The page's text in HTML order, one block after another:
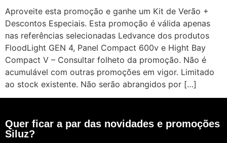
Aproveite esta promoção e ganhe um Kit de Verão +
Descontos Especiais. Esta promoção é válida apenas
nas referências selecionadas Ledvance dos produtos
FloodLight GEN 4, Panel Compact 600v e Hight Bay
Compact V – Consultar folheto da promoção. Não é
acumulável com outras promoções em vigor. Limitado
ao stock existente. Não serão abrangidos por […]
Quer ficar a par das novidades e promoções
Siluz?